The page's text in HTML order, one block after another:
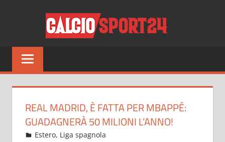
Tutto
sul
del
solo
REAL MADRID, È FATTA PER MBAPPÉ:
GUADAGNERÀ 50 MILIONI L’ANNO!
Febbraio 1, 2022
admin
Estero, Liga spagnola